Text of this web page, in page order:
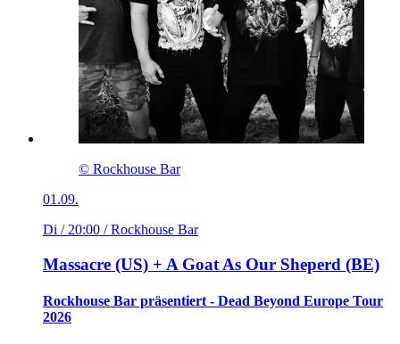
© Rockhouse Bar
01.09.
Di / 20:00 / Rockhouse Bar
Massacre (US) + A Goat As Our Sheperd (BE)
Rockhouse Bar präsentiert - Dead Beyond Europe Tour
2026